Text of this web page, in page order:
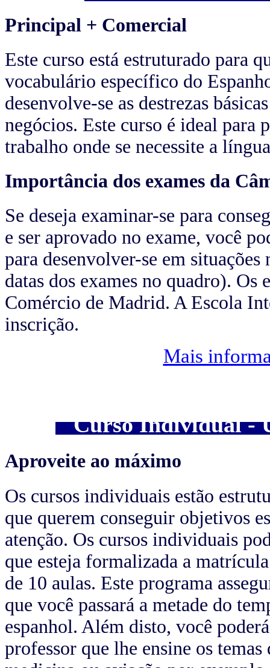
Principal + Comercial
Este curso está estruturado para
vocabulário específico do
desenvolve-se as destrezas
negócios. Este curso é ideal para
trabalho onde se necessite a
Importância dos exames da
Se deseja examinar-se para
e ser aprovado no exame, você
para desenvolver-se em
datas dos exames no quadro). Os
Comércio de Madrid. A Escola
inscrição.
Mais
Curso Individual -
Aproveite ao máximo
Os cursos individuais estão
que querem conseguir objetivos
atenção. Os cursos individuais
que esteja formalizada a
de 10 aulas. Este programa
que você passará a metade do
espanhol. Além disto, você
professor que lhe ensine os